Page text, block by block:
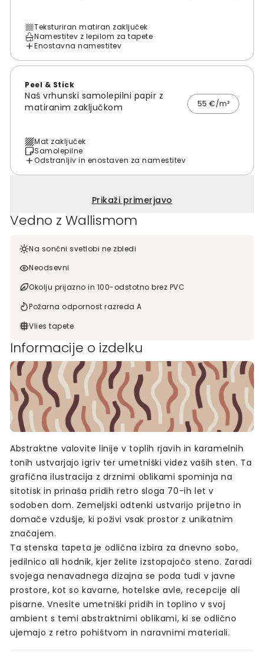
Teksturiran matiran zaključek
Namestitev z lepilom za tapete
Enostavna namestitev
Peel & Stick
Naš vrhunski samolepilni papir z
matiranim zaključkom
55 €/m²
Mat zaključek
Samolepilne
Odstranljiv in enostaven za namestitev
Prikaži primerjavo
Vedno z Wallismom
Na sončni svetlobi ne zbledi
Neodsevni
Okolju prijazno in 100-odstotno brez PVC
Požarna odpornost razreda A
Vlies tapete
Informacije o izdelku
Abstraktne valovite linije v toplih rjavih in karamelnih
tonih ustvarjajo igriv ter umetniški videz vaših sten. Ta
grafična ilustracija z drznimi oblikami spominja na
sitotisk in prinaša pridih retro sloga 70-ih let v
sodoben dom. Zemeljski odtenki ustvarijo prijetno in
domače vzdušje, ki poživi vsak prostor z unikatnim
značajem.
Ta stenska tapeta je odlična izbira za dnevno sobo,
jedilnico ali hodnik, kjer želite izstopajočo steno. Zaradi
svojega nenavadnega dizajna se poda tudi v javne
prostore, kot so kavarne, hotelske avle, recepcije ali
pisarne. Vnesite umetniški pridih in toplino v svoj
ambient s temi abstraktnimi oblikami, ki se odlično
ujemajo z retro pohištvom in naravnimi materiali.